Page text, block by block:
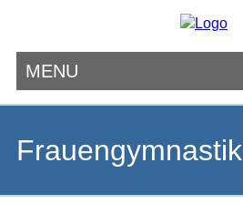
MENU
Frauengymnastik